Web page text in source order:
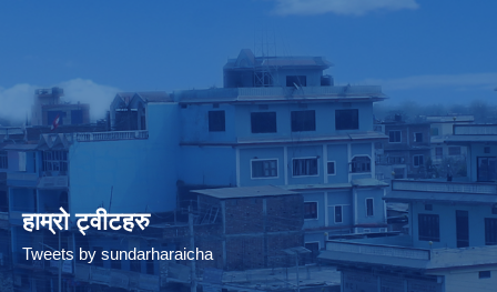
हाम्रो ट्वीटहरु
Tweets by sundarharaicha